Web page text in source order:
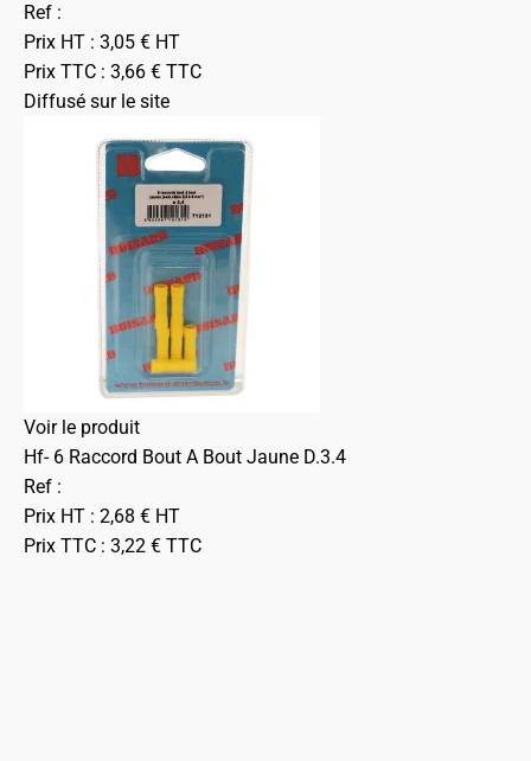
Ref :
Prix HT : 3,05 € HT
Prix TTC : 3,66 € TTC
Diffusé sur le site
Voir le produit
Hf- 6 Raccord Bout A Bout Jaune D.3.4
Ref :
Prix HT : 2,68 € HT
Prix TTC : 3,22 € TTC